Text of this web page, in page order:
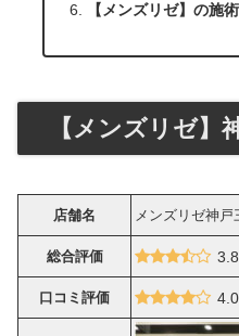
【メンズリゼ】の施
【メンズリゼ】
店舗名 メンズリゼ神戸
総合評価 3.8
口コミ評価 4.0